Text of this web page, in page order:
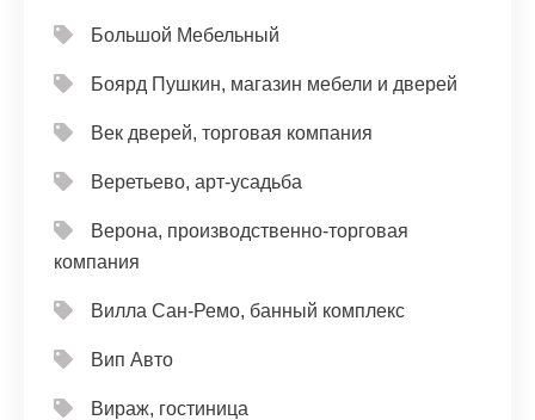
Большой Мебельный
Боярд Пушкин, магазин мебели и дверей
Век дверей, торговая компания
Веретьево, арт-усадьба
Верона, производственно-торговая
компания
Вилла Сан-Ремо, банный комплекс
Вип Авто
Вираж, гостиница